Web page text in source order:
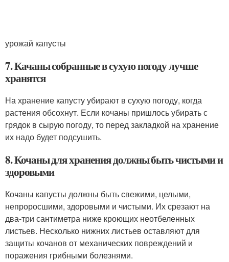
урожай капусты
7. Качаны собранные в сухую погоду лучше
хранятся
На хранение капусту убирают в сухую погоду, когда
растения обсохнут. Если кочаны пришлось убирать с
грядок в сырую погоду, то перед закладкой на хранение
их надо будет подсушить.
8. Кочаны для хранения должны быть чистыми и
здоровыми
Кочаны капусты должны быть свежими, целыми,
непроросшими, здоровыми и чистыми. Их срезают на
два-три сантиметра ниже кроющих неотбеленных
листьев. Несколько нижних листьев оставляют для
защиты кочанов от механических повреждений и
поражения грибными болезнями.